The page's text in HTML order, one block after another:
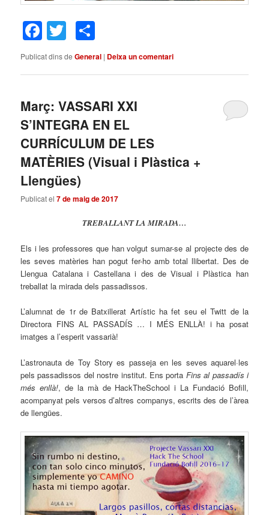
Facebook
Twitter
Publicat dins de General | Deixa un comentari
Març: VASSARI XXI
S’INTEGRA EN EL
CURRÍCULUM DE LES
MATÈRIES (Visual i Plàstica +
Llengües)
Publicat el7 de maig de 2017
TREBALLANT LA MIRADA…
Els i les professores que han volgut sumar-se al projecte des de
les seves matèries han pogut fer-ho amb total llibertat. Des de
Llengua Catalana i Castellana i des de Visual i Plàstica han
treballat la mirada dels passadissos.
L’alumnat de 1r de Batxillerat Artístic ha fet seu el Twitt de la
Directora FINS AL PASSADÍS … I MÉS ENLLÀ! i ha posat
imatges a l’esperit vassarià!
L’astronauta de Toy Story es passeja en les seves aquarel·les
pels passadissos del nostre institut. Ens porta Fins al passadís i
més enllà!, de la mà de HackTheSchool i La Fundació Bofill,
acompanyat pels versos d’altres companys, escrits des de l’àrea
de llengües.